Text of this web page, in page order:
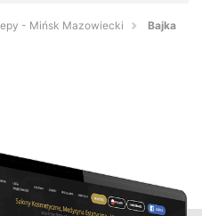
- Mińsk Mazowiecki Bajka